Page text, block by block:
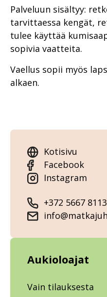
Palveluun sisältyy:
tarvittaessa kengät,
tulee käyttää
sopivia vaatteita.
Vaellus sopii myös
alkaen.
Kotisivu
Facebook
Instagram
+372 5667 8113
Aukioloajat
Vain tilauksesta